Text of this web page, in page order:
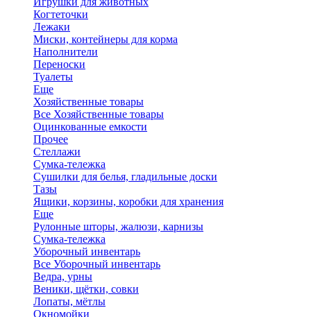
Когтеточки
Лежаки
Миски, контейнеры для корма
Наполнители
Переноски
Туалеты
Еще
Хозяйственные товары
Все Хозяйственные товары
Оцинкованные емкости
Прочее
Стеллажи
Сумка-тележка
Сушилки для белья, гладильные доски
Тазы
Ящики, корзины, коробки для хранения
Еще
Рулонные шторы, жалюзи, карнизы
Сумка-тележка
Уборочный инвентарь
Все Уборочный инвентарь
Ведра, урны
Веники, щётки, совки
Лопаты, мётлы
Окномойки